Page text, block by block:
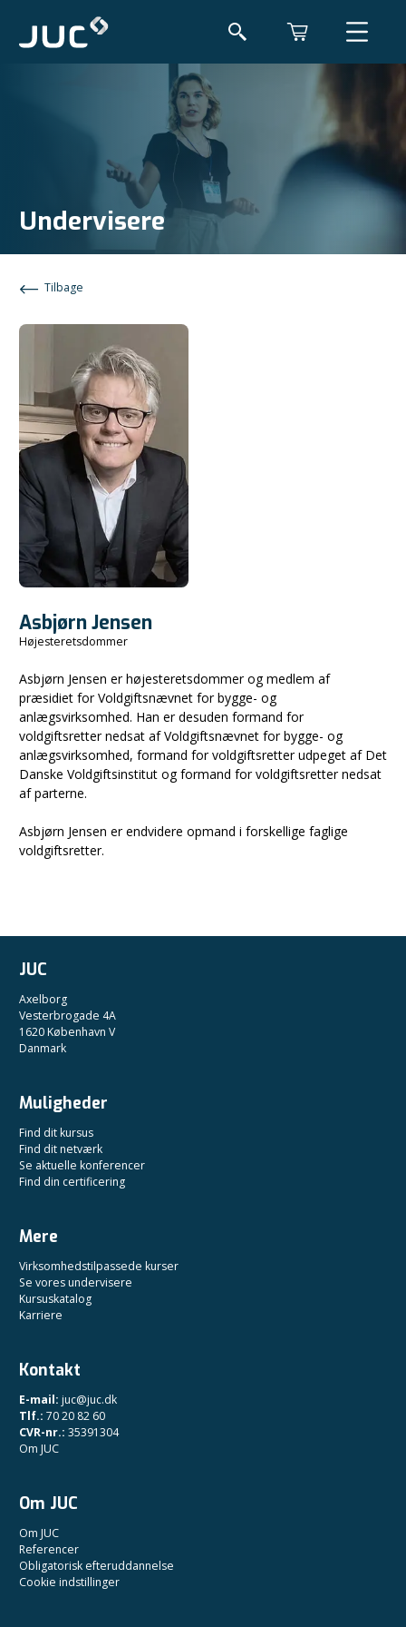
Undervisere
Tilbage
Asbjørn Jensen
Højesteretsdommer
Asbjørn Jensen er højesteretsdommer og medlem af
præsidiet for Voldgiftsnævnet for bygge- og
anlægsvirksomhed. Han er desuden formand for
voldgiftsretter nedsat af Voldgiftsnævnet for bygge- og
anlægsvirksomhed, formand for voldgiftsretter udpeget af Det
Danske Voldgiftsinstitut og formand for voldgiftsretter nedsat
af parterne.
Asbjørn Jensen er endvidere opmand i forskellige faglige
voldgiftsretter.
JUC
Axelborg
Vesterbrogade 4A
1620 København V
Danmark
Muligheder
Find dit kursus
Find dit netværk
Se aktuelle konferencer
Find din certificering
Mere
Virksomhedstilpassede kurser
Se vores undervisere
Kursuskatalog
Karriere
Kontakt
E-mail: juc@juc.dk
Tlf.: 70 20 82 60
CVR-nr.: 35391304
Om JUC
Om JUC
Om JUC
Referencer
Obligatorisk efteruddannelse
Cookie indstillinger